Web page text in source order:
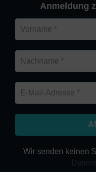
Anmeldung
Wir senden keinen